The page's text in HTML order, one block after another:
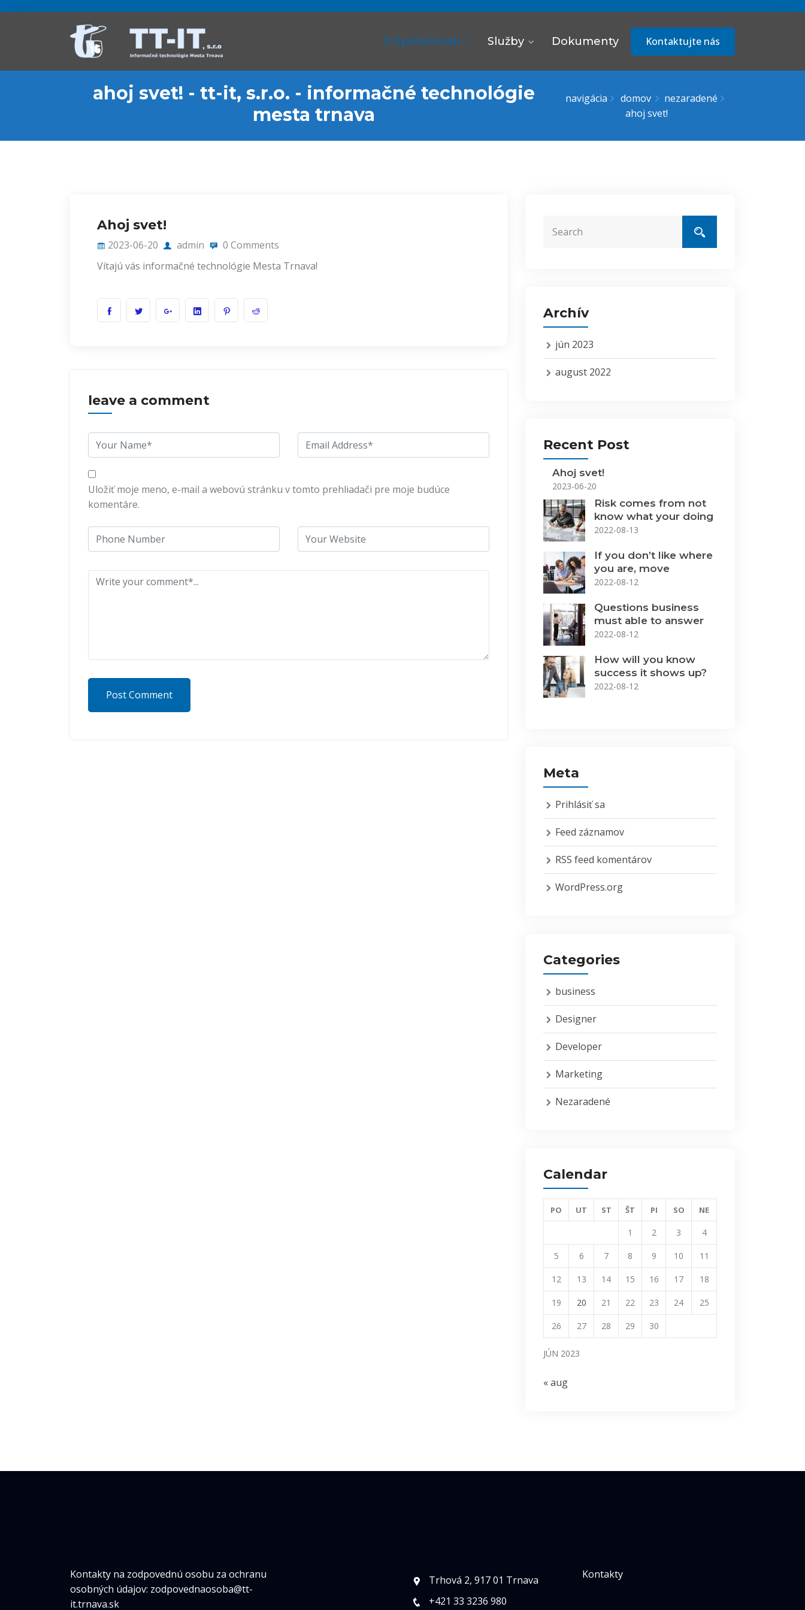
O Spoločnosti Služby Dokumenty Kontaktujte nás
ahoj svet! - tt-it, s.r.o. - informačné technológie
mesta trnava
navigácia domov
nezaradené
ahoj svet!
Ahoj svet!
2023-06-20 admin
0 Comments
Vítajú vás informačné technológie Mesta Trnava!
leave a comment
Uložiť moje meno, e-mail a webovú stránku v tomto prehliadači pre moje budúce
komentáre.
Post Comment
Archív
jún 2023
august 2022
Recent Post
Ahoj svet!
2023-06-20
Risk comes from not
know what your doing
2022-08-13
If you don’t like where
you are, move
2022-08-12
Questions business
must able to answer
2022-08-12
How will you know
success it shows up?
2022-08-12
Meta
Prihlásiť sa
Feed záznamov
RSS feed komentárov
WordPress.org
Categories
business
Designer
Developer
Marketing
Nezaradené
Calendar
JÚN 2023
PO UT ST ŠT PI SO NE
1 2 3 4
5 6 7 8 9 10 11
12 13 14 15 16 17 18
19 20 21 22 23 24 25
26 27 28 29 30
« aug
Kontakty na zodpovednú osobu za ochranu
osobných údajov: zodpovednaosoba@tt-
it.trnava.sk
Trhová 2, 917 01 Trnava
+421 33 3236 980
Kontakty